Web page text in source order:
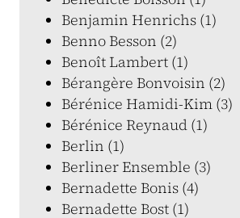
Benjamin Henrichs (1)
Benno Besson (2)
Benoît Lambert (1)
Bérangère Bonvoisin (2)
Bérénice Hamidi-Kim (3)
Bérénice Reynaud (1)
Berlin (1)
Berliner Ensemble (3)
Bernadette Bonis (4)
Bernadette Bost (1)